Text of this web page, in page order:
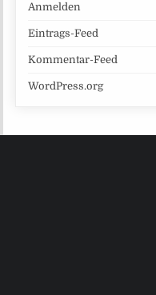
Anmelden
Eintrags-Feed
Kommentar-Feed
WordPress.org